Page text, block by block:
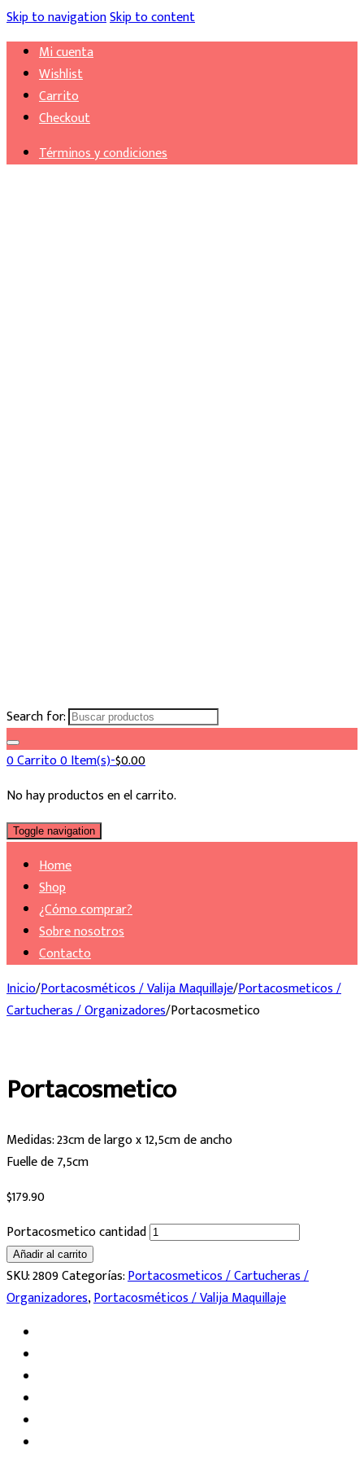
Skip to navigationSkip to content
Mi cuenta
Wishlist
Carrito
Checkout
Términos y condiciones
Search for:
0Carrito0 Item(s)-$0.00
No hay productos en el carrito.
Toggle navigation
Home
Shop
¿Cómo comprar?
Sobre nosotros
Contacto
Inicio/Portacosméticos / Valija Maquillaje/Portacosmeticos /
Cartucheras / Organizadores/Portacosmetico
Portacosmetico
Medidas: 23cm de largo x 12,5cm de ancho
Fuelle de 7,5cm
$179.90
Portacosmetico cantidad
Añadir al carrito
SKU:2809Categorías:Portacosmeticos / Cartucheras /
Organizadores,Portacosméticos / Valija Maquillaje